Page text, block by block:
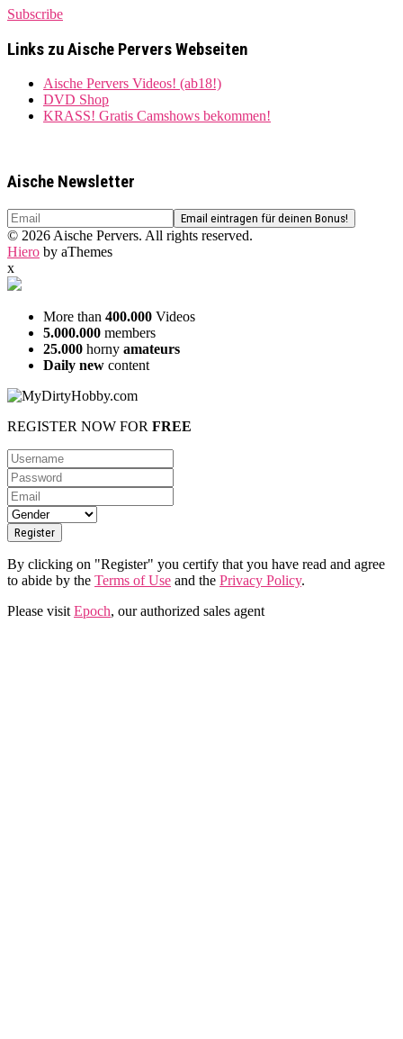
Subscribe
Links zu Aische Pervers Webseiten
Aische Pervers Videos! (ab18!)
DVD Shop
KRASS! Gratis Camshows bekommen!
Aische Newsletter
© 2026 Aische Pervers. All rights reserved.
Hiero by aThemes
x
More than 400.000 Videos
5.000.000 members
25.000 horny amateurs
Daily new content
REGISTER NOW FOR FREE
By clicking on "Register" you certify that you have read and agree
to abide by the Terms of Use and the Privacy Policy.
Please visit Epoch, our authorized sales agent